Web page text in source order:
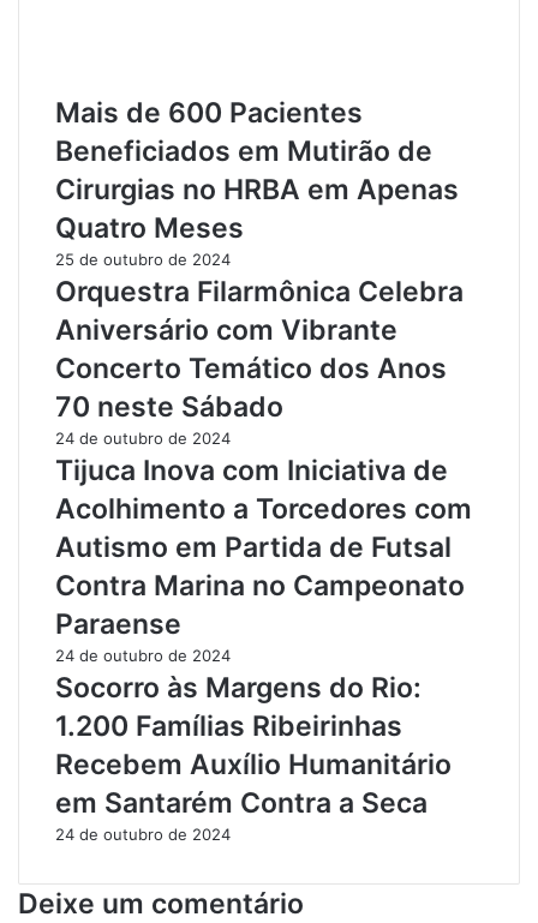
r
a
d
e
"
T
r
a
n
f
o
m
a
D
t
e
t
o
s
m
A
e
n
e
s
m
n
a
R
e
ã
o
O
s
d
o
P
r
á
v
l
a
o
c
i
Mais de 600 Pacientes
Beneficiados em Mutirão de
Cirurgias no HRBA em Apenas
Quatro Meses
25 de outubro de 2024
Orquestra Filarmônica Celebra
Aniversário com Vibrante
Concerto Temático dos Anos
70 neste Sábado
24 de outubro de 2024
Tijuca Inova com Iniciativa de
Acolhimento a Torcedores com
Autismo em Partida de Futsal
Contra Marina no Campeonato
Paraense
24 de outubro de 2024
Socorro às Margens do Rio:
1.200 Famílias Ribeirinhas
Recebem Auxílio Humanitário
em Santarém Contra a Seca
24 de outubro de 2024
Deixe um comentário